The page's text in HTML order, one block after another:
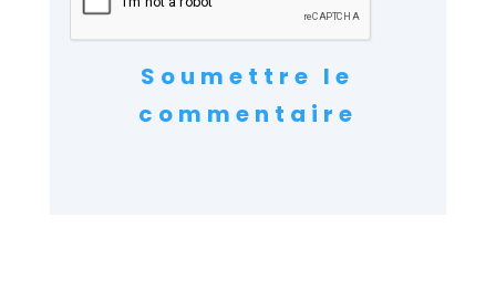
Soumettre le
commentaire